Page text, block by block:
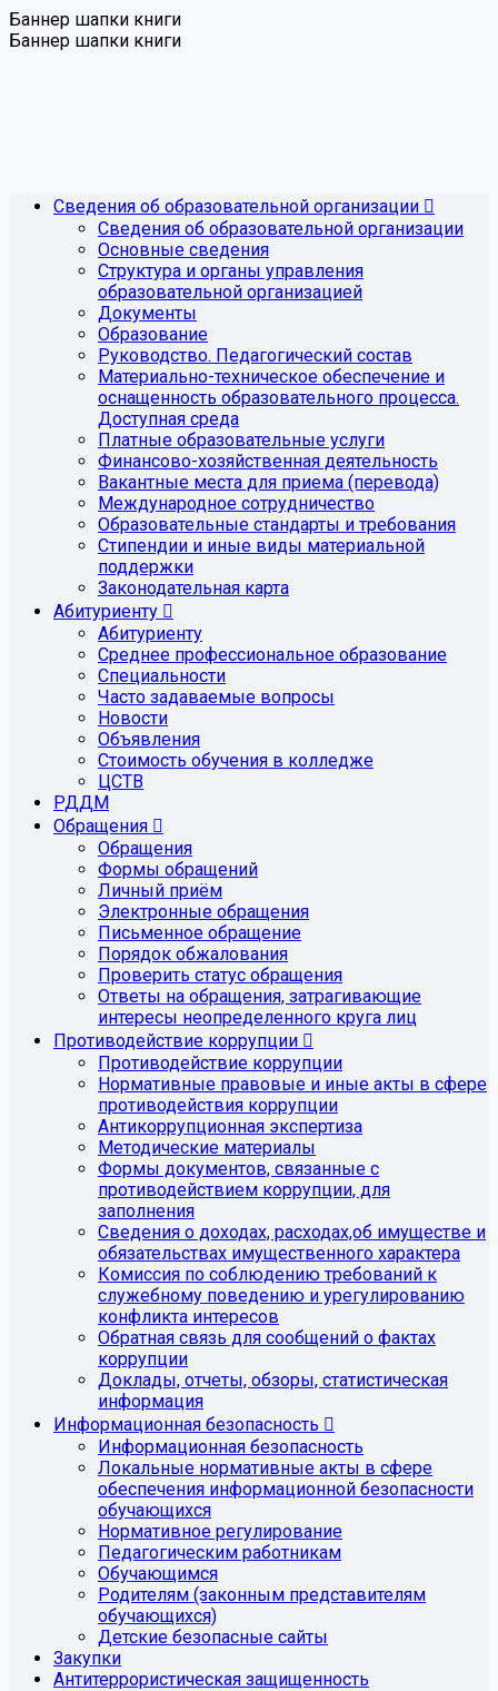
Баннер шапки книги
Баннер шапки книги
Сведения об образовательной организации
Сведения об образовательной организации
Основные сведения
Структура и органы управления
образовательной организацией
Документы
Образование
Руководство. Педагогический состав
Материально-техническое обеспечение и
оснащенность образовательного процесса.
Доступная среда
Платные образовательные услуги
Финансово-хозяйственная деятельность
Вакантные места для приема (перевода)
Международное сотрудничество
Образовательные стандарты и требования
Стипендии и иные виды материальной
поддержки
Законодательная карта
Абитуриенту
Абитуриенту
Среднее профессиональное образование
Специальности
Часто задаваемые вопросы
Новости
Объявления
Стоимость обучения в колледже
ЦСТВ
РДДМ
Обращения
Обращения
Формы обращений
Личный приём
Электронные обращения
Письменное обращение
Порядок обжалования
Проверить статус обращения
Ответы на обращения, затрагивающие
интересы неопределенного круга лиц
Противодействие коррупции
Противодействие коррупции
Нормативные правовые и иные акты в сфере
противодействия коррупции
Антикоррупционная экспертиза
Методические материалы
Формы документов, связанные с
противодействием коррупции, для
заполнения
Сведения о доходах, расходах,об имуществе и
обязательствах имущественного характера
Комиссия по соблюдению требований к
служебному поведению и урегулированию
конфликта интересов
Обратная связь для сообщений о фактах
коррупции
Доклады, отчеты, обзоры, статистическая
информация
Информационная безопасность
Информационная безопасность
Локальные нормативные акты в сфере
обеспечения информационной безопасности
обучающихся
Нормативное регулирование
Педагогическим работникам
Обучающимся
Родителям (законным представителям
обучающихся)
Детские безопасные сайты
Закупки
Антитеррористическая защищенность